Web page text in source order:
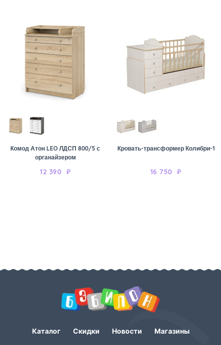
Комод Атон LEO ЛДСП 800/5 с
органайзером
12 390 ₽
Кровать-трансформер Колибри-1
16 750 ₽
Каталог Скидки Новости Магазины